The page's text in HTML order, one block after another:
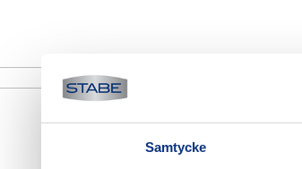
Samtycke